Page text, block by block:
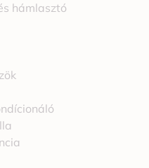
hámlasztó